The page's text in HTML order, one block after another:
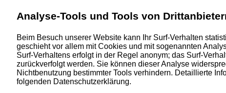
Analyse-Tools und Tools von
Beim Besuch unserer Website kann Ihr Surf-Verhalten
geschieht vor allem mit Cookies und mit sogenannten
Surf-Verhaltens erfolgt in der Regel anonym; das Surf-
zurückverfolgt werden. Sie können dieser Analyse
Nichtbenutzung bestimmter Tools verhindern. Detaillierte
folgenden Datenschutzerklärung.